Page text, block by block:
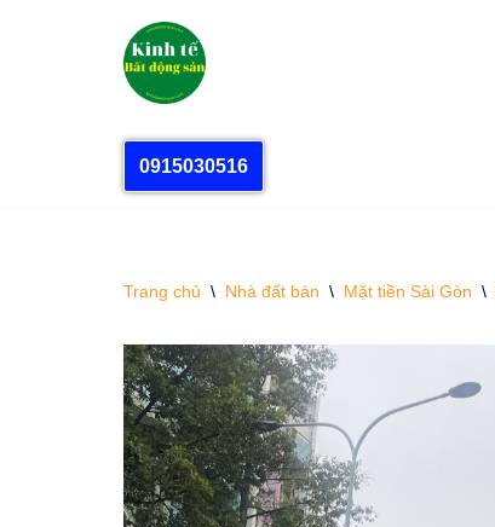
0915030516
Trang chủ \ Nhà đất bán \ Mặt tiền Sài Gòn \